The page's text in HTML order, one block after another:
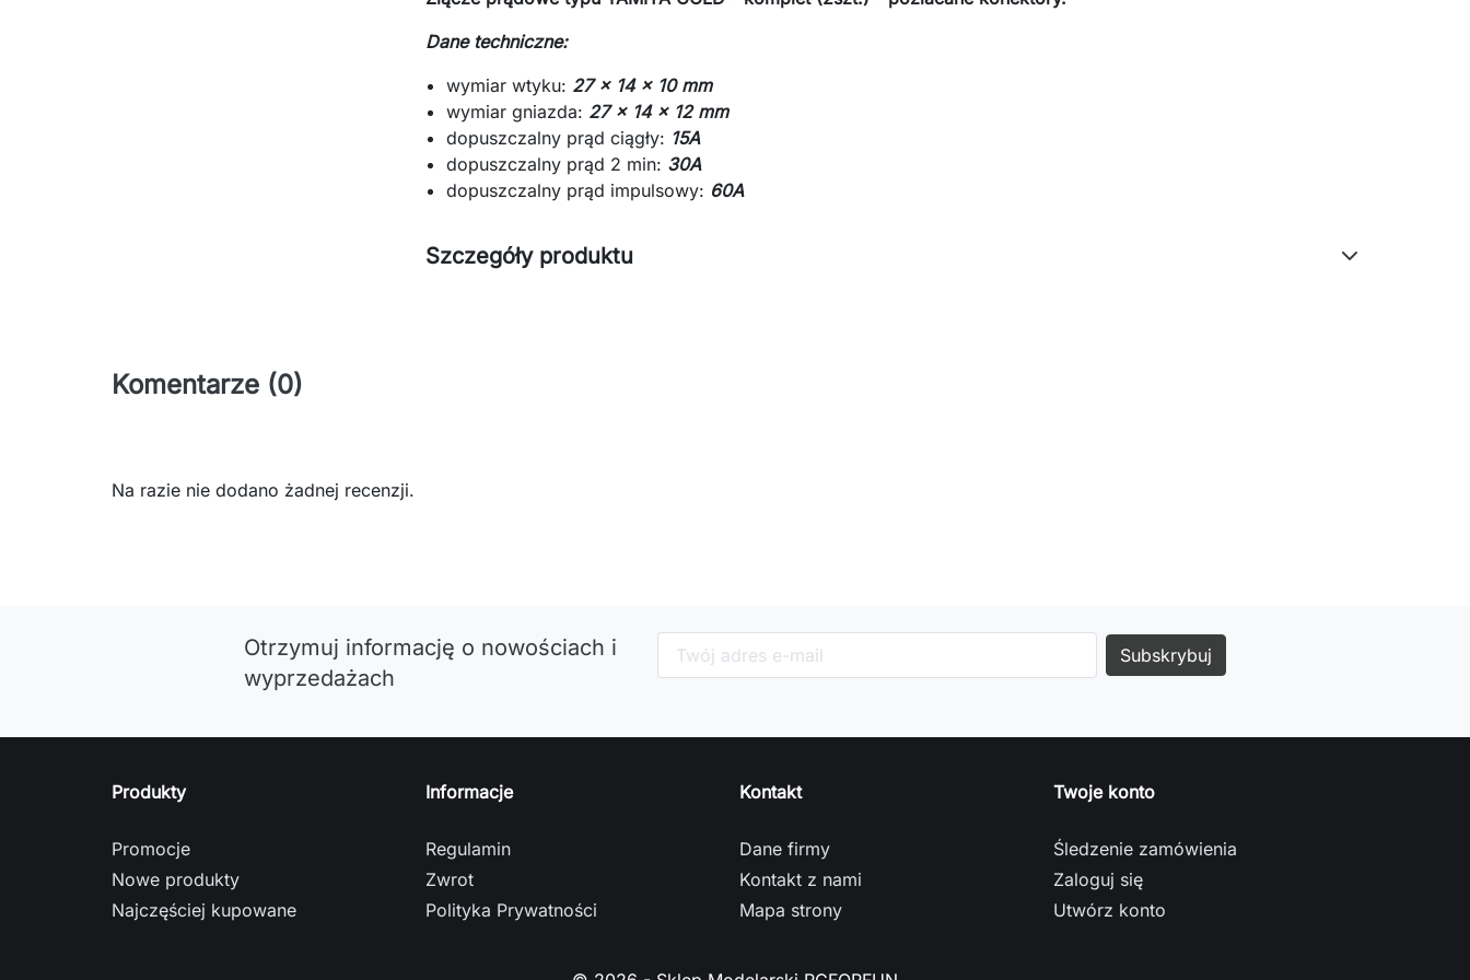
Dane techniczne:
wymiar wtyku: 27 x 14 x 10 mm
wymiar gniazda: 27 x 14 x 12 mm
dopuszczalny prąd ciągły: 15A
dopuszczalny prąd 2 min: 30A
dopuszczalny prąd impulsowy: 60A
Szczegóły produktu
Komentarze (0)
Na razie nie dodano żadnej recenzji.
Otrzymuj informację o nowościach i
wyprzedażach
Produkty
Promocje
Nowe produkty
Najczęściej kupowane
Informacje
Regulamin
Zwrot
Polityka Prywatności
Kontakt
Dane firmy
Kontakt z nami
Mapa strony
Twoje konto
Śledzenie zamówienia
Zaloguj się
Utwórz konto